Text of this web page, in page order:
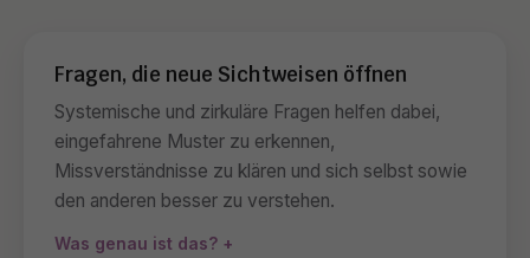
Fragen, die neue Sichtweisen öffnen
Systemische und zirkuläre Fragen helfen dabei,
eingefahrene Muster zu erkennen,
Missverständnisse zu klären und sich selbst sowie
den anderen besser zu verstehen.
Was genau ist das?